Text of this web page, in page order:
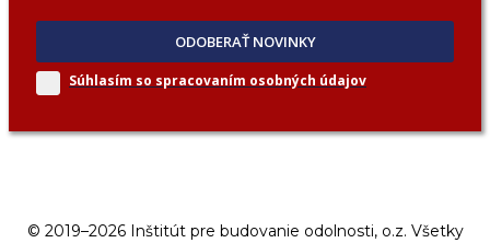
ODOBERAŤ NOVINKY
Súhlasím so spracovaním osobných údajov
© 2019–2026 Inštitút pre budovanie odolnosti, o.z. Všetky